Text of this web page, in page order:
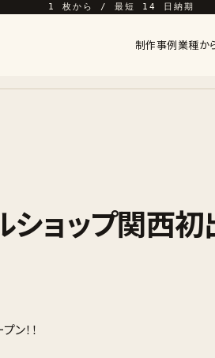
1 枚から / 最短 14 日納期
制作事例業種か
ショップ関西
！！